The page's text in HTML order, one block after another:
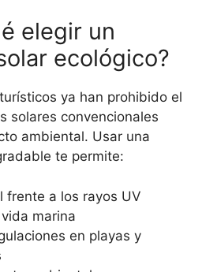
elegir un
ecológico?
ya han prohibido el
solares convencionales
ambiental. Usar una
te permite:
frente a los rayos UV
marina
en playas y